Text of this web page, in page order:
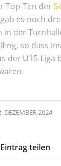
Top-Ten der
es noch
in der
so dass
der U15-Liga
DEZEMBER 2024
Eintrag teilen